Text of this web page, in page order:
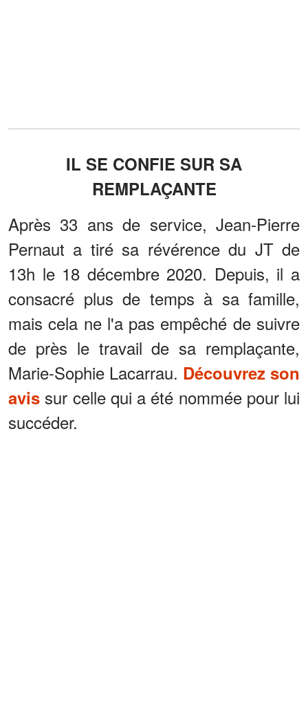
IL SE CONFIE SUR SA
REMPLAÇANTE
Après 33 ans de service, Jean-Pierre
Pernaut a tiré sa révérence du JT de
13h le 18 décembre 2020. Depuis, il a
consacré plus de temps à sa famille,
mais cela ne l'a pas empêché de suivre
de près le travail de sa remplaçante,
Marie-Sophie Lacarrau. Découvrez son
avis sur celle qui a été nommée pour lui
succéder.